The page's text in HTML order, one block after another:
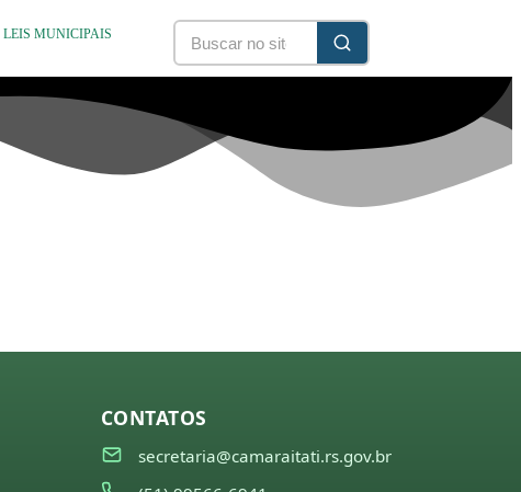
LEIS MUNICIPAIS
CONTATOS
secretaria@camaraitati.rs.gov.br